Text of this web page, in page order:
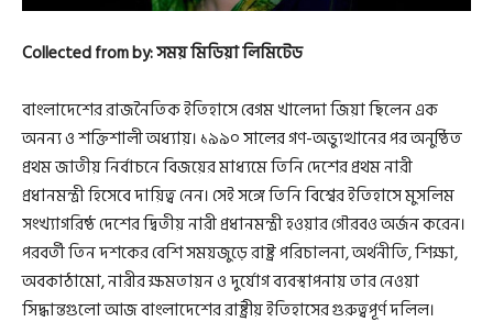
Collected from by: সময় মিডিয়া লিমিটেড
বাংলাদেশের রাজনৈতিক ইতিহাসে বেগম খালেদা জিয়া ছিলেন এক
অনন্য ও শক্তিশালী অধ্যায়। ১৯৯০ সালের গণ-অভ্যুত্থানের পর অনুষ্ঠিত
প্রথম জাতীয় নির্বাচনে বিজয়ের মাধ্যমে তিনি দেশের প্রথম নারী
প্রধানমন্ত্রী হিসেবে দায়িত্ব নেন। সেই সঙ্গে তিনি বিশ্বের ইতিহাসে মুসলিম
সংখ্যাগরিষ্ঠ দেশের দ্বিতীয় নারী প্রধানমন্ত্রী হওয়ার গৌরবও অর্জন করেন।
পরবর্তী তিন দশকের বেশি সময়জুড়ে রাষ্ট্র পরিচালনা, অর্থনীতি, শিক্ষা,
অবকাঠামো, নারীর ক্ষমতায়ন ও দুর্যোগ ব্যবস্থাপনায় তার নেওয়া
সিদ্ধান্তগুলো আজ বাংলাদেশের রাষ্ট্রীয় ইতিহাসের গুরুত্বপূর্ণ দলিল।